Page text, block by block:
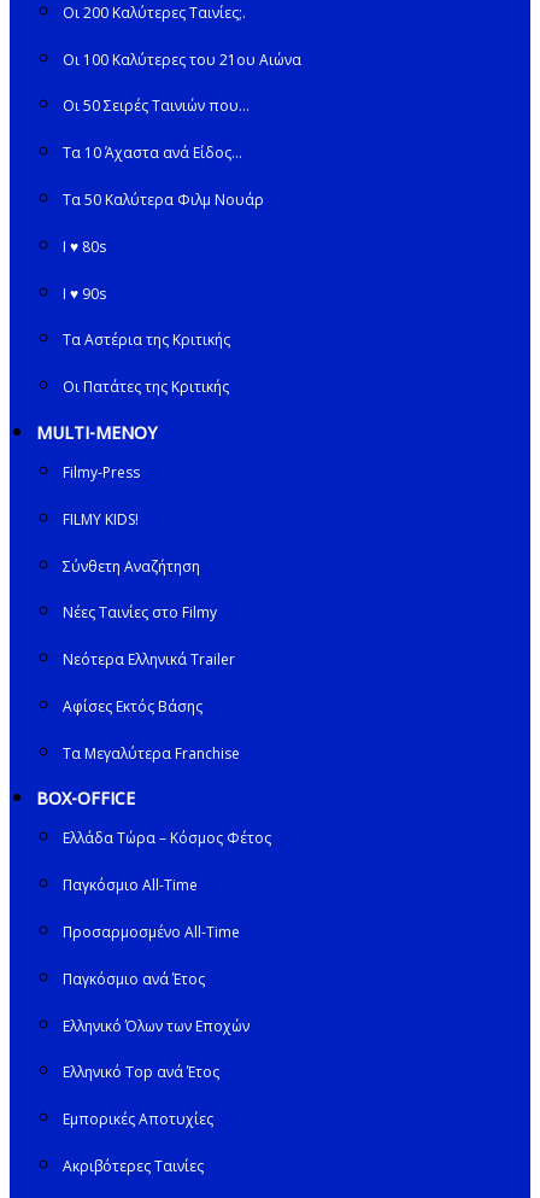
Οι 200 Καλύτερες Ταινίες;.
Οι 100 Καλύτερες του 21ου Αιώνα
Οι 50 Σειρές Ταινιών που…
Τα 10 Άχαστα ανά Είδος…
Τα 50 Καλύτερα Φιλμ Νουάρ
I ♥ 80s
I ♥ 90s
Τα Αστέρια της Κριτικής
Οι Πατάτες της Κριτικής
MULTI-ΜΕΝΟΥ
Filmy-Press
FILMY KIDS!
Σύνθετη Αναζήτηση
Νέες Ταινίες στο Filmy
Νεότερα Ελληνικά Trailer
Αφίσες Εκτός Βάσης
Τα Μεγαλύτερα Franchise
BOX-OFFICE
Ελλάδα Τώρα – Κόσμος Φέτος
Παγκόσμιο All-Time
Προσαρμοσμένο All-Time
Παγκόσμιο ανά Έτος
Ελληνικό Όλων των Εποχών
Ελληνικό Top ανά Έτος
Εμπορικές Αποτυχίες
Ακριβότερες Ταινίες